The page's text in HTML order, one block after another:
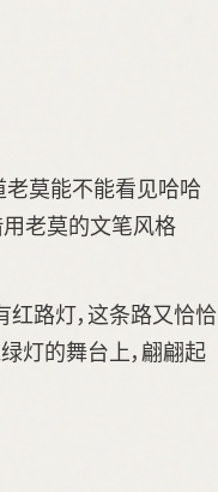
老莫能不能看见哈哈
用老莫的文笔风格
红路灯，这条路又恰恰
灯的舞台上，翩翩起